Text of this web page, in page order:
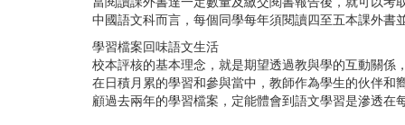
中國語文科而言，每個同學每年須閱讀四至五本課外
學習檔案回味語文生活
校本評核的基本理念，就是期望透過教與學的互動關
在日積月累的學習和參與當中，教師作為學生的伙伴
顧過去兩年的學習檔案，定能體會到語文學習是滲透